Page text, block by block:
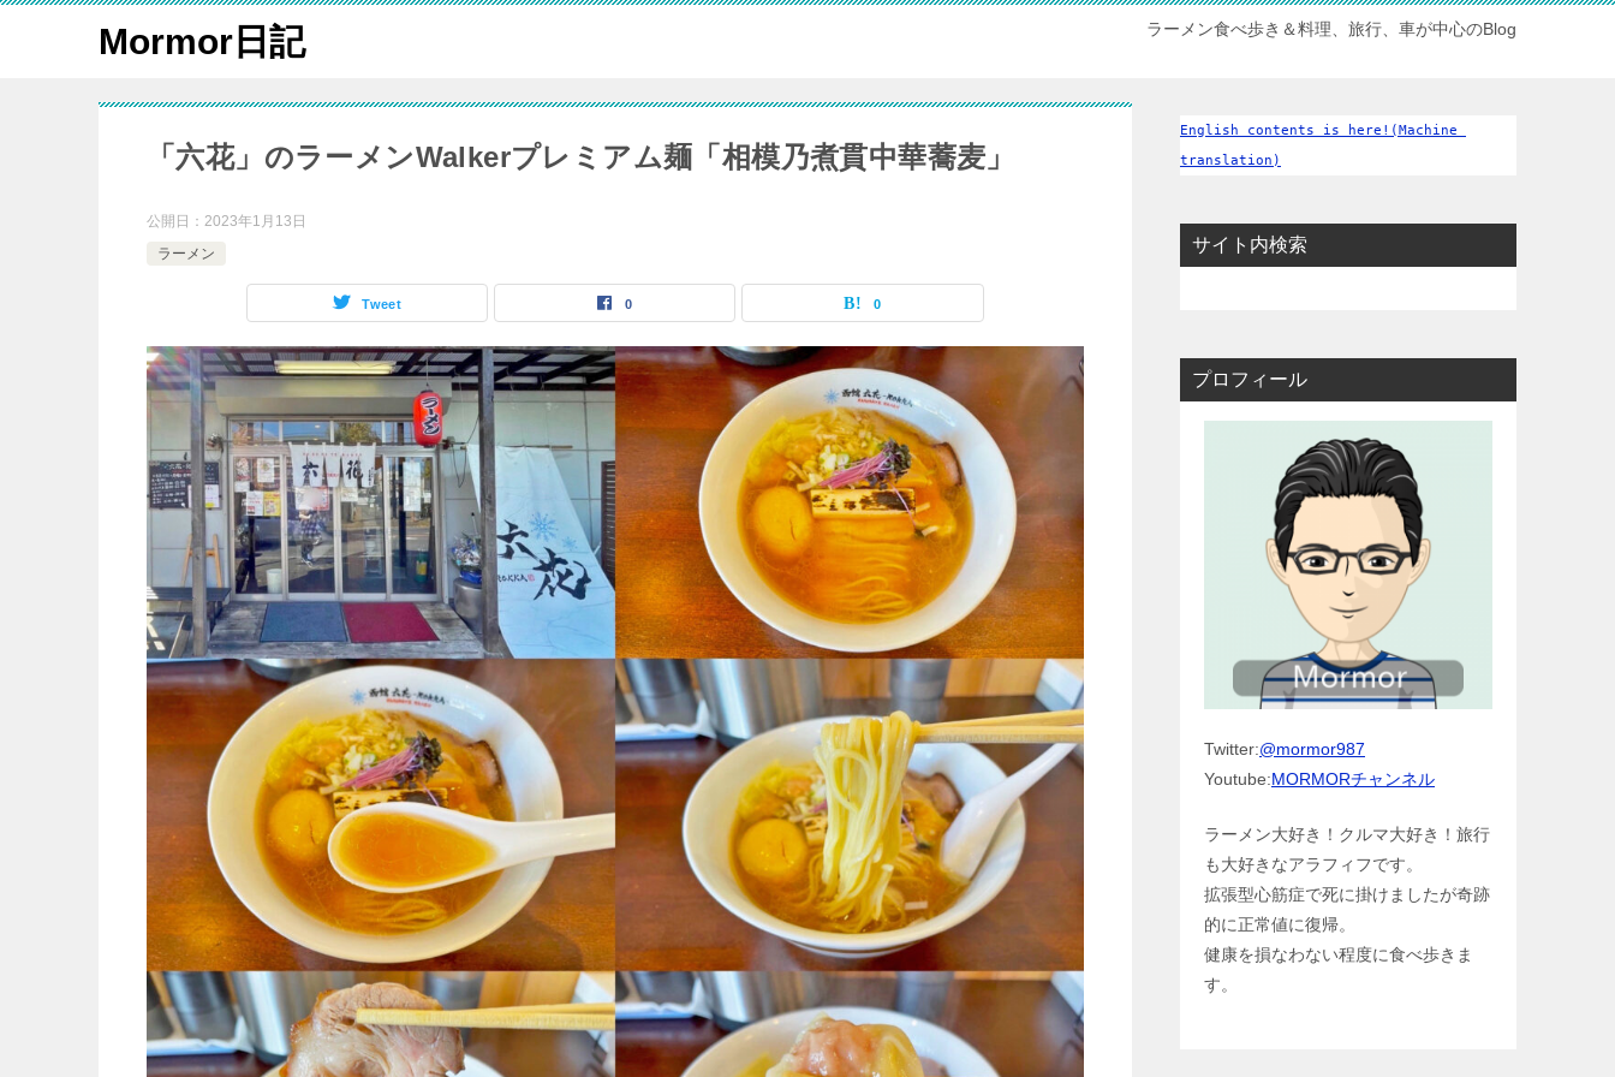
Mormor日記 ラーメン食べ歩き＆料理、旅行、車が中心のBlog
「六花」のラーメンWalkerプレミアム麺「相模乃煮貫中華蕎麦」
公開日： 2023年1月13日
ラーメン
Tweet 0 0
English contents is here!(Machine
translation)
サイト内検索
プロフィール
Twitter:@mormor987
Youtube:MORMORチャンネル
ラーメン大好き！クルマ大好き！旅行
も大好きなアラフィフです。
拡張型心筋症で死に掛けましたが奇跡
的に正常値に復帰。
健康を損なわない程度に食べ歩きま
す。